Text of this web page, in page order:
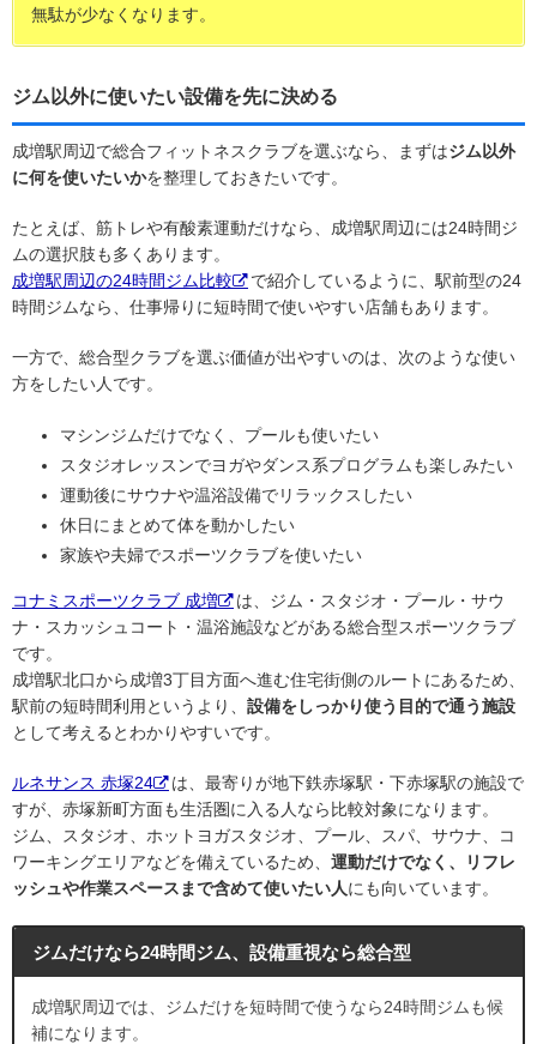
無駄が少なくなります。
ジム以外に使いたい設備を先に決める
成増駅周辺で総合フィットネスクラブを選ぶなら、まずはジム以外
に何を使いたいかを整理しておきたいです。
たとえば、筋トレや有酸素運動だけなら、成増駅周辺には24時間ジ
ムの選択肢も多くあります。
成増駅周辺の24時間ジム比較
で紹介しているように、駅前型の24
時間ジムなら、仕事帰りに短時間で使いやすい店舗もあります。
一方で、総合型クラブを選ぶ価値が出やすいのは、次のような使い
方をしたい人です。
マシンジムだけでなく、プールも使いたい
スタジオレッスンでヨガやダンス系プログラムも楽しみたい
運動後にサウナや温浴設備でリラックスしたい
休日にまとめて体を動かしたい
家族や夫婦でスポーツクラブを使いたい
コナミスポーツクラブ 成増
は、ジム・スタジオ・プール・サウ
ナ・スカッシュコート・温浴施設などがある総合型スポーツクラブ
です。
成増駅北口から成増3丁目方面へ進む住宅街側のルートにあるため、
駅前の短時間利用というより、 設備をしっかり使う目的で通う施設
として考えるとわかりやすいです。
ルネサンス 赤塚24
は、最寄りが地下鉄赤塚駅・下赤塚駅の施設で
すが、赤塚新町方面も生活圏に入る人なら比較対象になります。
ジム、スタジオ、ホットヨガスタジオ、プール、スパ、サウナ、コ
ワーキングエリアなどを備えているため、 運動だけでなく、リフレ
ッシュや作業スペースまで含めて使いたい人にも向いています。
ジムだけなら24時間ジム、設備重視なら総合型
成増駅周辺では、ジムだけを短時間で使うなら24時間ジムも候
補になります。